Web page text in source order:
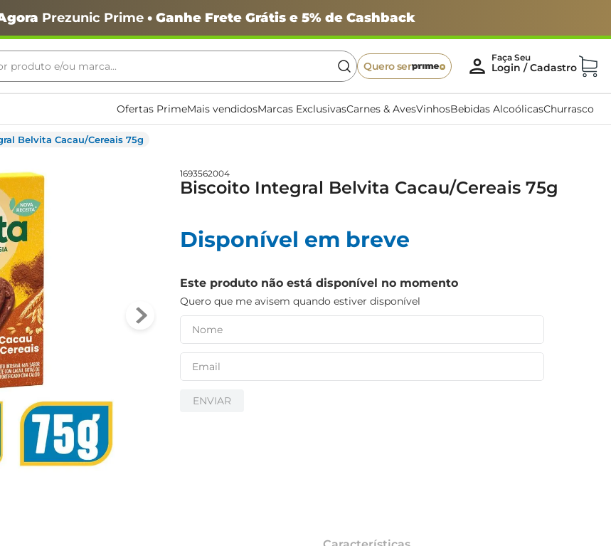
Prezunic Prime• Ganhe Frete Grátis e 5% de Cashback
produto e/ou marca...
Quero ser
Ofertas PrimeMais vendidosMarcas ExclusivasCarnes & AvesVinhosBebidas AlcoólicasChurrasco
Belvita Cacau/Cereais 75g
1693562004
Biscoito Integral Belvita Cacau/Cereais 75g
Disponível em breve
Este produto não está disponível no momento
Quero que me avisem quando estiver disponível
ENVIAR